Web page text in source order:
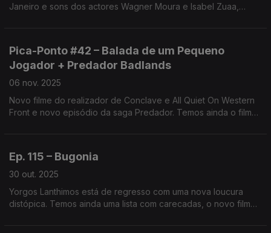
Janeiro e sons dos actores Wagner Moura e Isabel Zuaa,
Pica-Ponto #42 – Balada de um Pequeno
Jogador + Predador Badlands
06 nov. 2025
Novo filme do realizador de Conclave e All Quiet On Western
Front e novo episódio da saga Predador. Temos ainda o filme
Ep. 115 – Bugonia
30 out. 2025
Yorgos Lanthimos está de regresso com uma nova loucura
distópica. Temos ainda uma lista com carecadas, o novo filme